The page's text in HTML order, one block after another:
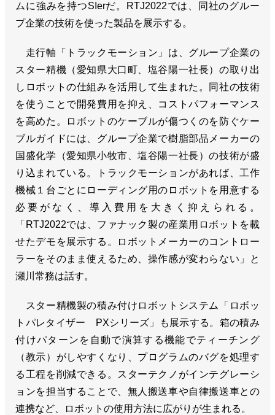
ムに強みを持つSIerだ。RTJ2022では、同社のグルー
プ企業の技術を使った製品を展示する。
走行軸「トラックモーション」は、グループ企業の
スター精機（愛知県大口町、塩谷陽一社長）の取り出
しロボットの仕組みを活用して生まれた。同社の技術
を使うことで開発費用を抑え、コストパフォーマンス
を高めた。ロボットのケーブルが傷つくのを防ぐケー
ブルガイドには、グループ企業で樹脂部品メーカーの
国盛化学（愛知県小牧市、塩谷陽一社長）の技術が盛
り込まれている。トラックモーションがあれば、工作
機械１台ごとにローディング用のロボットを用意する
必要がなく、導入費用を大きく抑えられる。
「RTJ2022では、ファナック製の産業用ロボットを載
せたデモを展示する。ロボットメーカーのコントロー
ラーをそのまま使えるため、操作感が変わらない」と
瀬川常務は話す。
スター精機製の積み付けロボットシステム「ロボッ
トパレタイザー PXシリーズ」も展示する。箱の積み
付けパターンを自動で演算する機能でティーチング
（教示）がしやすくなり、プログラムのバグを処理す
る工程を削減できる。スターテクノがインテグレーシ
ョンを担当することで、無人搬送車や自律搬送車との
連携など、ロボットの使用方法に広がりが生まれる。